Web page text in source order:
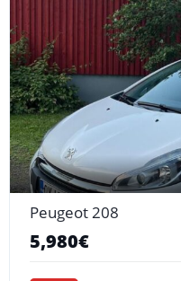
Peugeot 208
5,980€